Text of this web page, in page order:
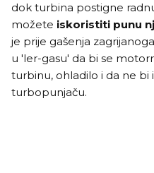
dok turbina postigne
možete iskoristiti punu
je prije gašenja
u 'ler-gasu' da bi se
turbinu, ohladilo i da ne bi
turbopunjaču.